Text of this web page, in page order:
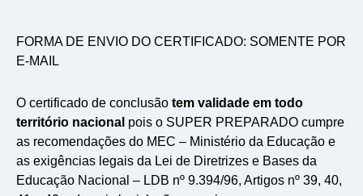
FORMA DE ENVIO DO CERTIFICADO: SOMENTE POR
E-MAIL
O certificado de conclusão tem validade em todo
território nacional pois o SUPER PREPARADO cumpre
as recomendações do MEC – Ministério da Educação e
as exigências legais da Lei de Diretrizes e Bases da
Educação Nacional – LDB nº 9.394/96, Artigos nº 39, 40,